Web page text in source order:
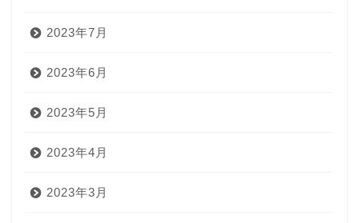
2023年7月
2023年6月
2023年5月
2023年4月
2023年3月